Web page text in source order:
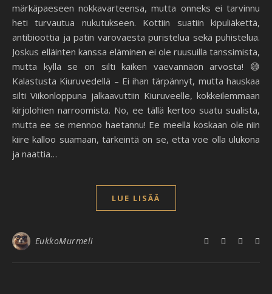
märkäpaeseen nokkavarteensa, mutta onneks ei tarvinnu
heti turvautua nukutukseen. Kottiin suatiin kipuliäkettä,
antibioottia ja patin varovaesta puristelua sekä puhistelua.
Joskus elläinten kanssa eläminen ei ole ruusuilla tanssimista,
mutta kyllä se on silti kaiken vaevannäön arvosta! 😅
Kalastusta Kiuruvedellä – Ei ihan tärpännyt, mutta hauskaa
silti Viikonloppuna jalkaavuttiin Kiuruveelle, kokkeilemmaan
kirjolohien narroomista. No, ee tällä kertoo suatu sualista,
mutta ee se mennoo haetannu! Ee meellä koskaan ole niin
kiire kalloo suamaan, tärkeintä on se, että voe olla ulukona
ja naattia…
LUE LISÄÄ
EukkoMurmeli